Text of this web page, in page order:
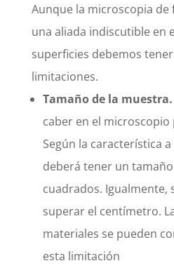
Aunque la microscopia de
una aliada indiscutible en
superficies debemos
limitaciones.
Tamaño de la muestra.
caber en el microscopio
Según la característica
deberá tener un
cuadrados. Igualmente,
superar el centímetro.
materiales se pueden
esta limitación